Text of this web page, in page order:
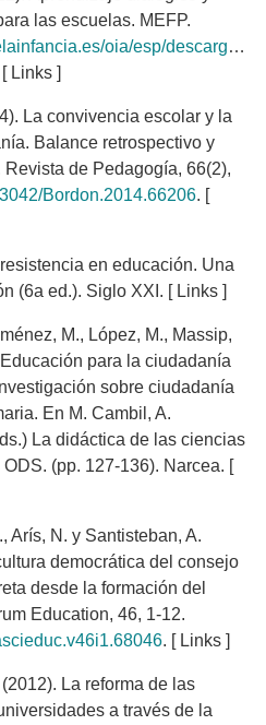
las escuelas. MEFP.
oia/esp/
[ Links ]
La convivencia escolar y la
Balance retrospectivo y
de Pedagogía, 66(2),
Bordon.2014.66206. [
en educación. Una
(6a ed.). Siglo XXI. [ Links ]
M., López, M., Massip,
para la ciudadanía
sobre ciudadanía
En M. Cambil, A.
La didáctica de las ciencias
(pp. 127-136). Narcea. [
Arís, N. y Santisteban, A.
democrática del consejo
desde la formación del
Education, 46, 1-12.
. [ Links ]
La reforma de las
a través de la